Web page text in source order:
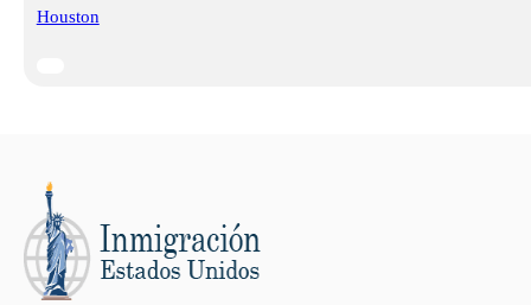
Houston